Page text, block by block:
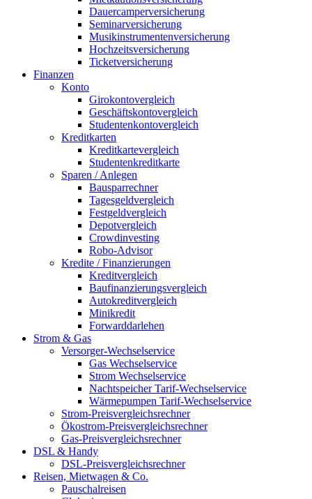
Dauercamperversicherung
Seminarversicherung
Musikinstrumentenversicherung
Hochzeitsversicherung
Ticketversicherung
Finanzen
Konto
Girokontovergleich
Geschäftskontovergleich
Studentenkontovergleich
Kreditkarten
Kreditkartevergleich
Studentenkreditkarte
Sparen / Anlegen
Bausparrechner
Tagesgeldvergleich
Festgeldvergleich
Depotvergleich
Crowdinvesting
Robo-Advisor
Kredite / Finanzierungen
Kreditvergleich
Baufinanzierungsvergleich
Autokreditvergleich
Minikredit
Forwarddarlehen
Strom & Gas
Versorger-Wechselservice
Gas Wechselservice
Strom Wechselservice
Nachtspeicher Tarif-Wechselservice
Wärmepumpen Tarif-Wechselservice
Strom-Preisvergleichsrechner
Ökostrom-Preisvergleichsrechner
Gas-Preisvergleichsrechner
DSL & Handy
DSL-Preisvergleichsrechner
Reisen, Mietwagen & Co.
Pauschalreisen